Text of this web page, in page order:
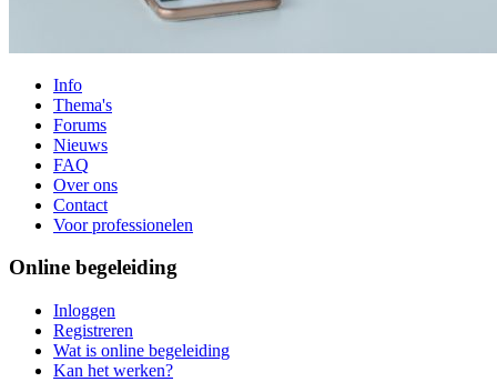
Info
Thema's
Forums
Nieuws
FAQ
Over ons
Contact
Voor professionelen
Online begeleiding
Inloggen
Registreren
Wat is online begeleiding
Kan het werken?